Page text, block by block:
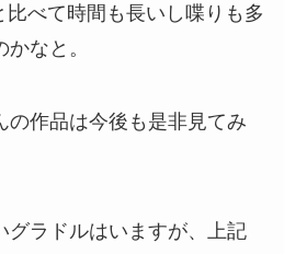
比べて時間も長いし喋りも多
なと。
の作品は今後も是非見てみ
グラドルはいますが、上記